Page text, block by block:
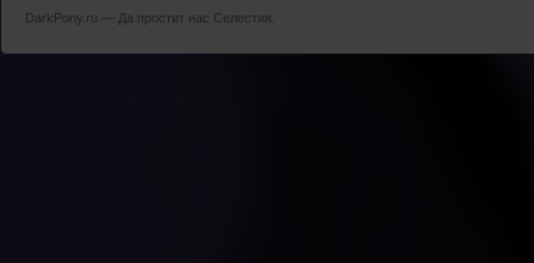
DarkPony.ru — Да простит нас Селестия.